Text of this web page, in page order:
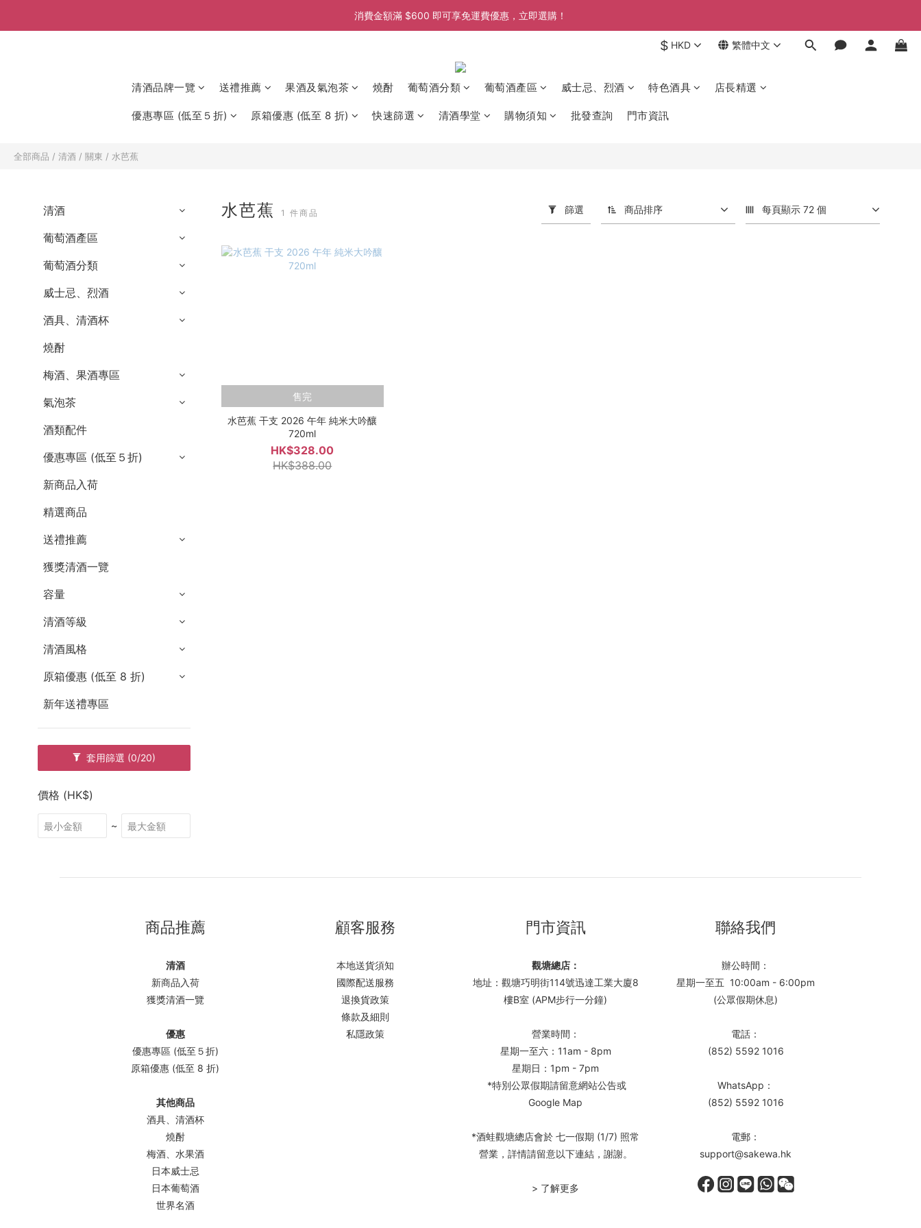
消費金額滿 $600 即可享免運費優惠，立即選購！
消費金額滿 $600 即可享免運費優惠，立即選購！
$ HKD 繁體中文
清酒品牌一覽 送禮推薦 果酒及氣泡茶 燒酎 葡萄酒分類 葡萄酒產區 威士忌、烈酒 特色酒具 店長精選
優惠專區 (低至５折) 原箱優惠 (低至 8 折) 快速篩選 清酒學堂 購物須知 批發查詢 門市資訊
全部商品 / 清酒 / 關東 / 水芭蕉
清酒
葡萄酒產區
葡萄酒分類
威士忌、烈酒
酒具、清酒杯
燒酎
梅酒、果酒專區
氣泡茶
酒類配件
優惠專區 (低至５折)
新商品入荷
精選商品
送禮推薦
獲獎清酒一覽
容量
清酒等級
清酒風格
原箱優惠 (低至 8 折)
新年送禮專區
套用篩選 (0/20)
價格 (HK$)
~
水芭蕉 1 件商品 篩選 商品排序 每頁顯示 72 個
售完
水芭蕉 干支 2026 午年 純米大吟釀
720ml
HK$328.00
HK$388.00
商品推薦
清酒
新商品入荷
獲獎清酒一覽
優惠
優惠專區 (低至５折)
原箱優惠 (低至 8 折)
其他商品
酒具、清酒杯
燒酎
梅酒、水果酒
日本威士忌
日本葡萄酒
世界名酒
顧客服務
本地送貨須知
國際配送服務
退換貨政策
條款及細則
私隱政策
門市資訊
觀塘總店：
地址：觀塘巧明街114號迅達工業大廈8
樓B室 (APM步行一分鐘)
營業時間：
星期一至六：11am - 8pm
星期日：1pm - 7pm
*特別公眾假期請留意網站公告或
Google Map
*酒蛙觀塘總店會於 七一假期 (1/7) 照常
營業，詳情請留意以下連結，謝謝。
> 了解更多
聯絡我們
辦公時間：
星期一至五 10:00am - 6:00pm
(公眾假期休息)
電話：
(852) 5592 1016
WhatsApp：
(852) 5592 1016
電郵：
support@sakewa.hk